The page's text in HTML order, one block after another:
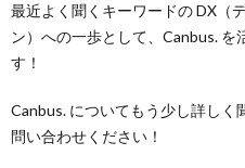
最近よく聞くキーワードの DX（
ン）への一歩として、Canbus.
す！
Canbus. についてもう少し詳し
問い合わせください！